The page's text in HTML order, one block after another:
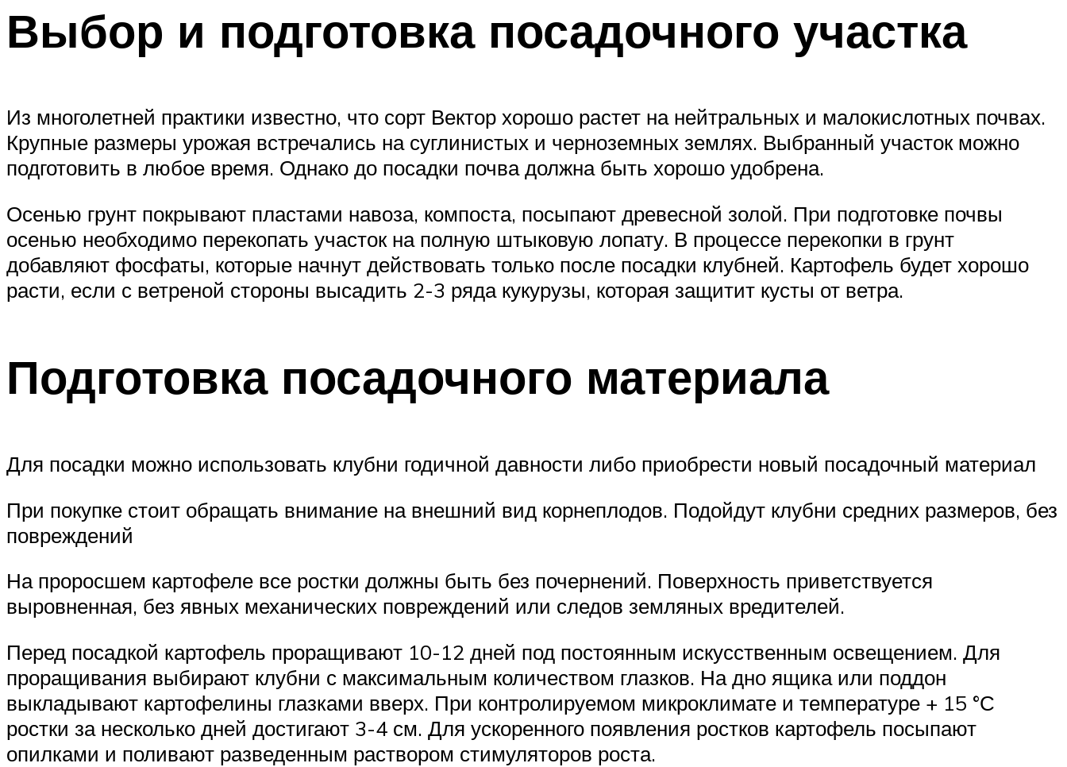
Выбор и подготовка посадочного участка
Из многолетней практики известно, что сорт Вектор хорошо растет на нейтральных и малокислотных почвах.
Крупные размеры урожая встречались на суглинистых и черноземных землях. Выбранный участок можно
подготовить в любое время. Однако до посадки почва должна быть хорошо удобрена.
Осенью грунт покрывают пластами навоза, компоста, посыпают древесной золой. При подготовке почвы
осенью необходимо перекопать участок на полную штыковую лопату. В процессе перекопки в грунт
добавляют фосфаты, которые начнут действовать только после посадки клубней. Картофель будет хорошо
расти, если с ветреной стороны высадить 2-3 ряда кукурузы, которая защитит кусты от ветра.
Подготовка посадочного материала
Для посадки можно использовать клубни годичной давности либо приобрести новый посадочный материал
При покупке стоит обращать внимание на внешний вид корнеплодов. Подойдут клубни средних размеров, без
повреждений
На проросшем картофеле все ростки должны быть без почернений. Поверхность приветствуется
выровненная, без явных механических повреждений или следов земляных вредителей.
Перед посадкой картофель проращивают 10-12 дней под постоянным искусственным освещением. Для
проращивания выбирают клубни с максимальным количеством глазков. На дно ящика или поддон
выкладывают картофелины глазками вверх. При контролируемом микроклимате и температуре + 15 °С
ростки за несколько дней достигают 3-4 см. Для ускоренного появления ростков картофель посыпают
опилками и поливают разведенным раствором стимуляторов роста.